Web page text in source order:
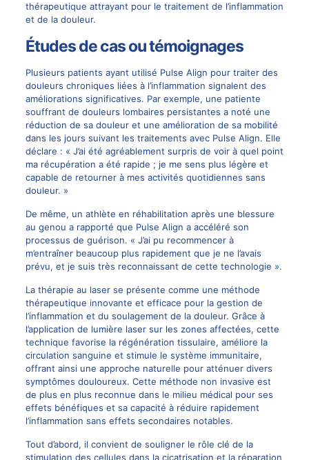
thérapeutique attrayant pour le traitement de l’inflammation
et de la douleur.
Études de cas ou témoignages
Plusieurs patients ayant utilisé Pulse Align pour traiter des
douleurs chroniques liées à l’inflammation signalent des
améliorations significatives. Par exemple, une patiente
souffrant de douleurs lombaires persistantes a noté une
réduction de sa douleur et une amélioration de sa mobilité
dans les jours suivant les traitements avec Pulse Align. Elle
déclare : « J’ai été agréablement surpris de voir à quel point
ma récupération a été rapide ; je me sens plus légère et
capable de retourner à mes activités quotidiennes sans
douleur. »
De même, un athlète en réhabilitation après une blessure
au genou a rapporté que Pulse Align a accéléré son
processus de guérison. « J’ai pu recommencer à
m’entraîner beaucoup plus rapidement que je ne l’avais
prévu, et je suis très reconnaissant de cette technologie ».
La thérapie au laser se présente comme une méthode
thérapeutique innovante et efficace pour la gestion de
l’inflammation et du soulagement de la douleur. Grâce à
l’application de lumière laser sur les zones affectées, cette
technique favorise la régénération tissulaire, améliore la
circulation sanguine et stimule le système immunitaire,
offrant ainsi une approche naturelle pour atténuer divers
symptômes douloureux. Cette méthode non invasive est
de plus en plus reconnue dans le milieu médical pour ses
effets bénéfiques et sa capacité à réduire rapidement
l’inflammation sans effets secondaires notables.
Tout d’abord, il convient de souligner le rôle clé de la
stimulation des cellules dans la cicatrisation et la réparation